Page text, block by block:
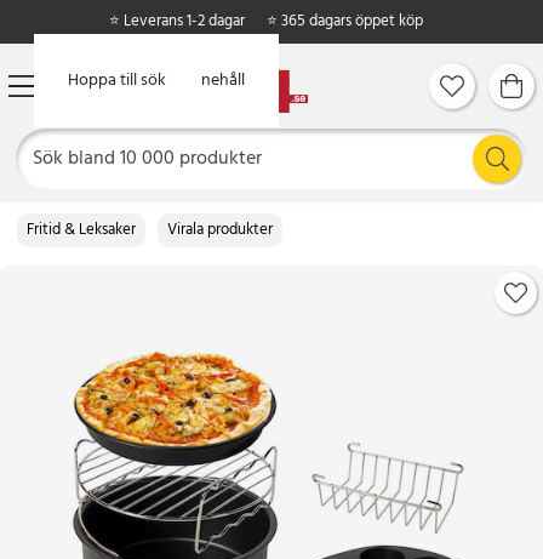
Hoppa till huvudinnehåll
Hoppa till sök
⭐ Leverans 1-2 dagar ⭐ 365 dagars öppet köp
Fritid & Leksaker Virala produkter